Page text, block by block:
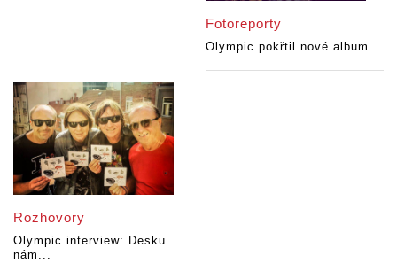
Fotoreporty
Olympic pokřtil nové album...
Rozhovory
Olympic interview: Desku
nám...